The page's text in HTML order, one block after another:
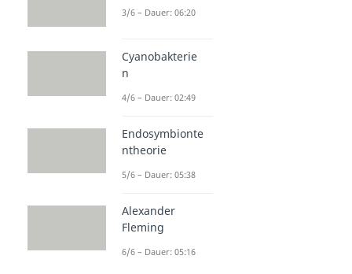
3/6 – Dauer: 06:20
Cyanobakterie
n
4/6 – Dauer: 02:49
Endosymbionte
ntheorie
5/6 – Dauer: 05:38
Alexander
Fleming
6/6 – Dauer: 05:16